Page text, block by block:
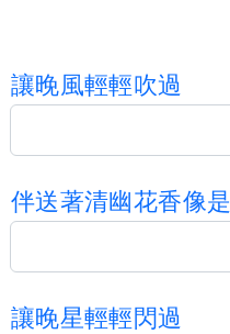
讓晚風輕輕吹過
伴送著清幽花香像是
讓晚星輕輕閃過